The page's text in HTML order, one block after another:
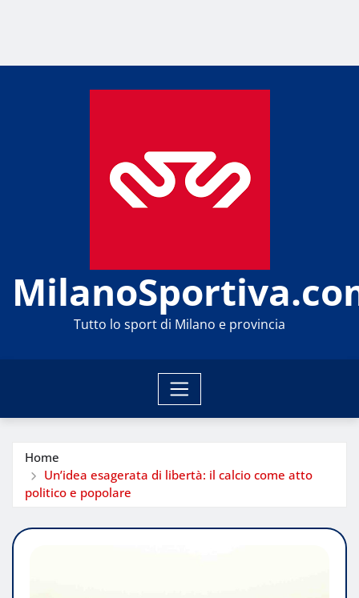
Tutto lo sport di Milano e provincia
Home
Un’idea esagerata di libertà: il calcio come atto
politico e popolare